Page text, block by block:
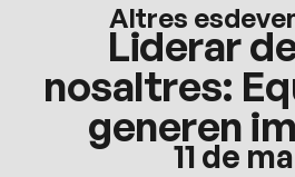
Altres
Liderar
nosaltres:
generen
11 de